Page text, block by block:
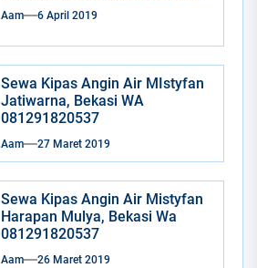
Aam 6 April 2019
Sewa Kipas Angin Air MIstyfan
Jatiwarna, Bekasi WA
081291820537
Aam 27 Maret 2019
Sewa Kipas Angin Air Mistyfan
Harapan Mulya, Bekasi Wa
081291820537
Aam 26 Maret 2019